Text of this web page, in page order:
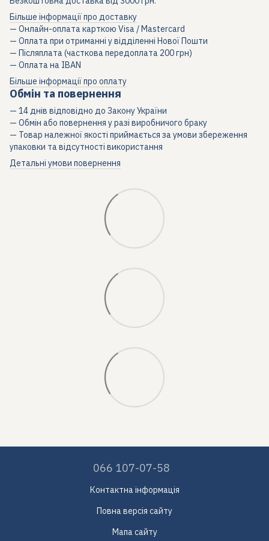
Більше інформації про доставку
— Онлайн-оплата карткою Visa / Mastercard
— Оплата при отриманні у відділенні Нової Пошти
— Післяплата (часткова передоплата 200 грн)
— Оплата на IBAN
Більше інформації про оплату
Обмін та повернення
— 14 днів відповідно до Закону України
— Обмін або повернення у разі виробничого браку
— Товар належної якості приймається за умови збереження
упаковки та відсутності використання
Детальні умови повернення
066 107-07-58
Контактна інформація
Повна версія сайту
Мапа сайту